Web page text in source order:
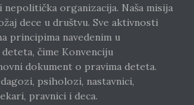
nepolitička organizacija. Naša misija
dece u društvu. Sve aktivnosti
principima navedenim u
čime Konvenciju
dokument o pravima deteta.
psiholozi, nastavnici,
pravnici i deca.